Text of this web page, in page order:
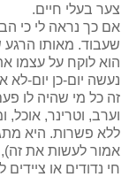
צער בעלי חיים.
אם כך נראה לי כי
שעבוד. מאותו
הוא לוקח על עצמו
נעשה יום-כן יום-לא
זה כל מי שהיה לו
וערב, וטרינר,
ללא פשרות. היא
אמור לעשות את זה),
חי נדודים או ציידים